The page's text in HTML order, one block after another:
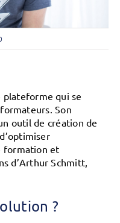
plateforme qui se
Son
outil de création de
formation et
d’Arthur Schmitt,
?